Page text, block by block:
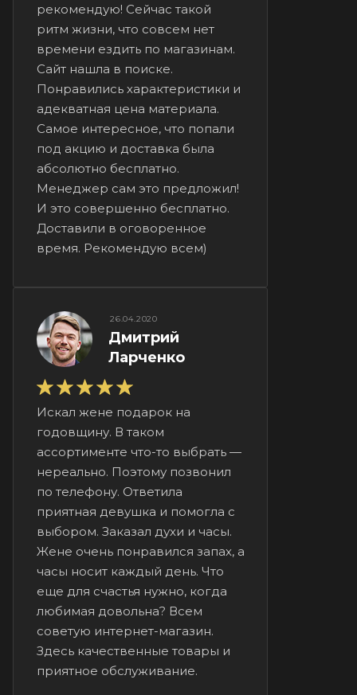
рекомендую! Сейчас такой
ритм жизни, что совсем нет
времени ездить по магазинам.
Сайт нашла в поиске.
Понравились характеристики и
адекватная цена материала.
Самое интересное, что попали
под акцию и доставка была
абсолютно бесплатно.
Менеджер сам это предложил!
И это совершенно бесплатно.
Доставили в оговоренное
время. Рекомендую всем)
26.04.2020
Дмитрий
Ларченко
Искал жене подарок на
годовщину. В таком
ассортименте что-то выбрать —
нереально. Поэтому позвонил
по телефону. Ответила
приятная девушка и помогла с
выбором. Заказал духи и часы.
Жене очень понравился запах, а
часы носит каждый день. Что
еще для счастья нужно, когда
любимая довольна? Всем
советую интернет-магазин.
Здесь качественные товары и
приятное обслуживание.